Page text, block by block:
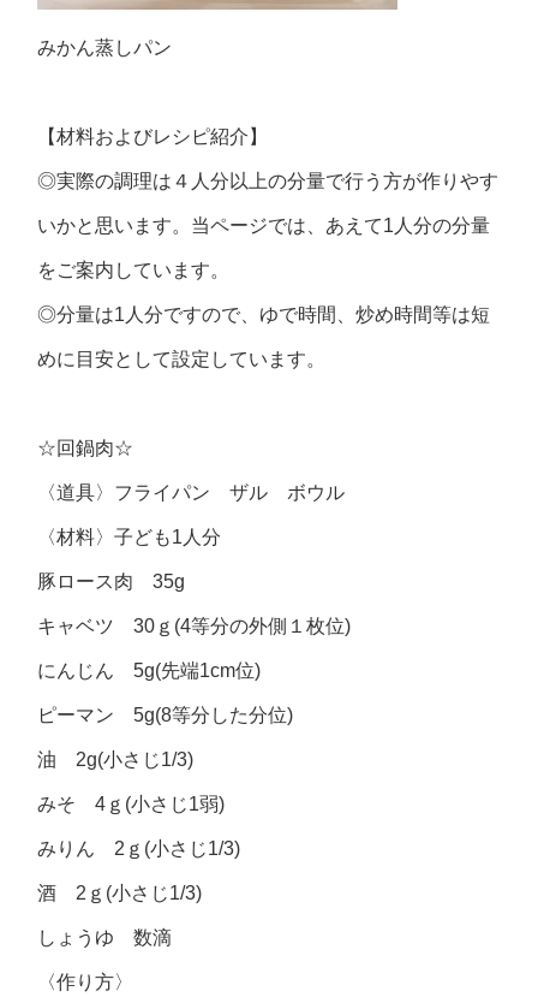
みかん蒸しパン
【材料およびレシピ紹介】
◎実際の調理は４人分以上の分量で行う方が作りやす
いかと思います。当ページでは、あえて1人分の分量
をご案内しています。
◎分量は1人分ですので、ゆで時間、炒め時間等は短
めに目安として設定しています。
☆回鍋肉☆
〈道具〉フライパン ザル ボウル
〈材料〉子ども1人分
豚ロース肉 35g
キャベツ 30ｇ(4等分の外側１枚位)
にんじん 5g(先端1cm位)
ピーマン 5g(8等分した分位)
油 2g(小さじ1/3)
みそ 4ｇ(小さじ1弱)
みりん 2ｇ(小さじ1/3)
酒 2ｇ(小さじ1/3)
しょうゆ 数滴
〈作り方〉